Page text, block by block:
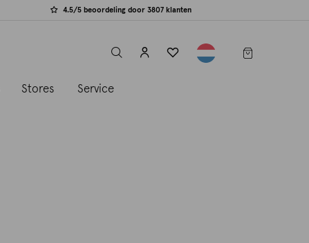
4.5/5 beoordeling door 3807 klanten
label.header.toggle
Stores Service